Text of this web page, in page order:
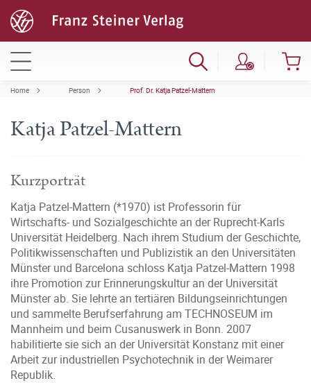
Home Person Prof. Dr. Katja Patzel-Mattern
Katja Patzel-Mattern
Kurzporträt
Katja Patzel-Mattern (*1970) ist Professorin für
Wirtschafts- und Sozialgeschichte an der Ruprecht-Karls
Universität Heidelberg. Nach ihrem Studium der Geschichte,
Politikwissenschaften und Publizistik an den Universitäten
Münster und Barcelona schloss Katja Patzel-Mattern 1998
ihre Promotion zur Erinnerungskultur an der Universität
Münster ab. Sie lehrte an tertiären Bildungseinrichtungen
und sammelte Berufserfahrung am TECHNOSEUM im
Mannheim und beim Cusanuswerk in Bonn. 2007
habilitierte sie sich an der Universität Konstanz mit einer
Arbeit zur industriellen Psychotechnik in der Weimarer
Republik.